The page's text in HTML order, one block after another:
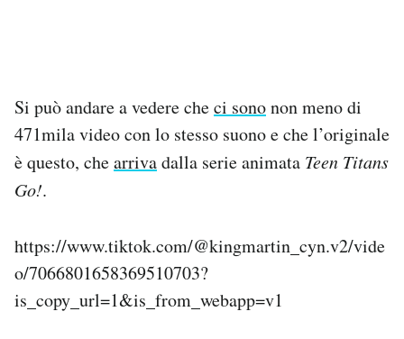
Si può andare a vedere checi sononon meno di
471mila video con lo stesso suono e che l’originale
è questo, chearrivadalla serie animata Teen Titans
Go!.
https://www.tiktok.com/@kingmartin_cyn.v2/vide
o/7066801658369510703?
is_copy_url=1&is_from_webapp=v1